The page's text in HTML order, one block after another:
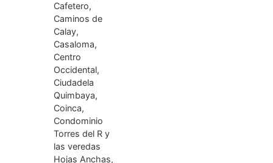
Cafetero,
Caminos de
Calay,
Casaloma,
Centro
Occidental,
Ciudadela
Quimbaya,
Coinca,
Condominio
Torres del R y
las veredas
Hojas Anchas,